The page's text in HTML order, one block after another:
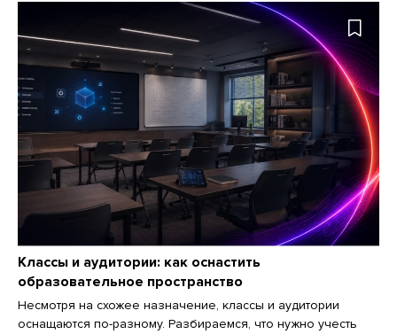
Классы и аудитории: как оснастить
образовательное пространство
Несмотря на схожее назначение, классы и аудитории
оснащаются по-разному. Разбираемся, что нужно учесть